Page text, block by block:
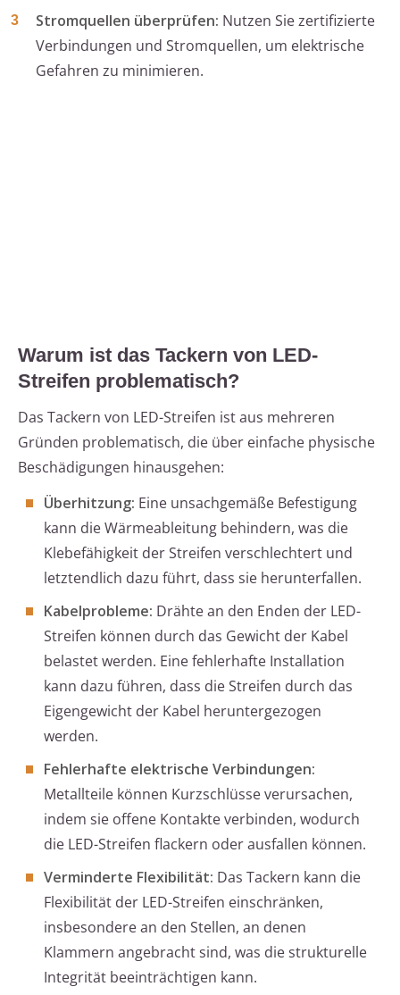
Stromquellen überprüfen: Nutzen Sie zertifizierte
Verbindungen und Stromquellen, um elektrische
Gefahren zu minimieren.
Warum ist das Tackern von LED-
Streifen problematisch?
Das Tackern von LED-Streifen ist aus mehreren
Gründen problematisch, die über einfache physische
Beschädigungen hinausgehen:
Überhitzung: Eine unsachgemäße Befestigung
kann die Wärmeableitung behindern, was die
Klebefähigkeit der Streifen verschlechtert und
letztendlich dazu führt, dass sie herunterfallen.
Kabelprobleme: Drähte an den Enden der LED-
Streifen können durch das Gewicht der Kabel
belastet werden. Eine fehlerhafte Installation
kann dazu führen, dass die Streifen durch das
Eigengewicht der Kabel heruntergezogen
werden.
Fehlerhafte elektrische Verbindungen:
Metallteile können Kurzschlüsse verursachen,
indem sie offene Kontakte verbinden, wodurch
die LED-Streifen flackern oder ausfallen können.
Verminderte Flexibilität: Das Tackern kann die
Flexibilität der LED-Streifen einschränken,
insbesondere an den Stellen, an denen
Klammern angebracht sind, was die strukturelle
Integrität beeinträchtigen kann.